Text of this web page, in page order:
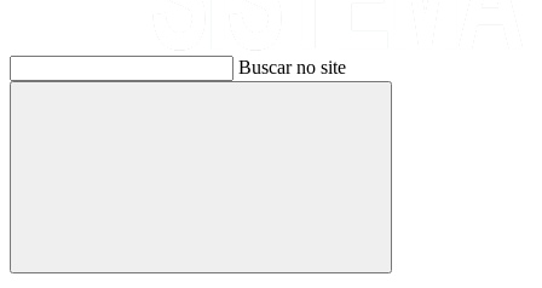
Buscar no site
Buscar